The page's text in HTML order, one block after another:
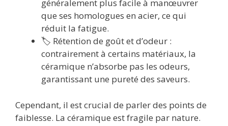
généralement plus facile à manœuvrer
que ses homologues en acier, ce qui
réduit la fatigue.
🏷️ Rétention de goût et d’odeur :
contrairement à certains matériaux, la
céramique n’absorbe pas les odeurs,
garantissant une pureté des saveurs.
Cependant, il est crucial de parler des points de
faiblesse. La céramique est fragile par nature.